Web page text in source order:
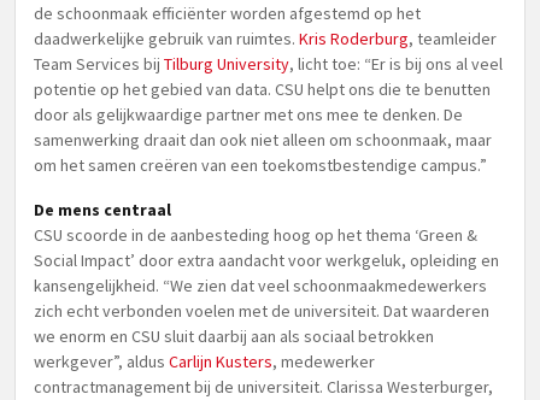
de schoonmaak efficiënter worden afgestemd op het
daadwerkelijke gebruik van ruimtes. Kris Roderburg, teamleider
Team Services bij Tilburg University, licht toe: “Er is bij ons al veel
potentie op het gebied van data. CSU helpt ons die te benutten
door als gelijkwaardige partner met ons mee te denken. De
samenwerking draait dan ook niet alleen om schoonmaak, maar
om het samen creëren van een toekomstbestendige campus.”
De mens centraal
CSU scoorde in de aanbesteding hoog op het thema ‘Green &
Social Impact’ door extra aandacht voor werkgeluk, opleiding en
kansengelijkheid. “We zien dat veel schoonmaakmedewerkers
zich echt verbonden voelen met de universiteit. Dat waarderen
we enorm en CSU sluit daarbij aan als sociaal betrokken
werkgever”, aldus Carlijn Kusters, medewerker
contractmanagement bij de universiteit. Clarissa Westerburger,